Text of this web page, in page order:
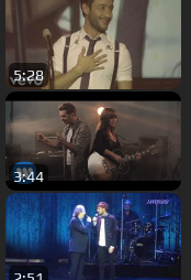
5:28
3:44